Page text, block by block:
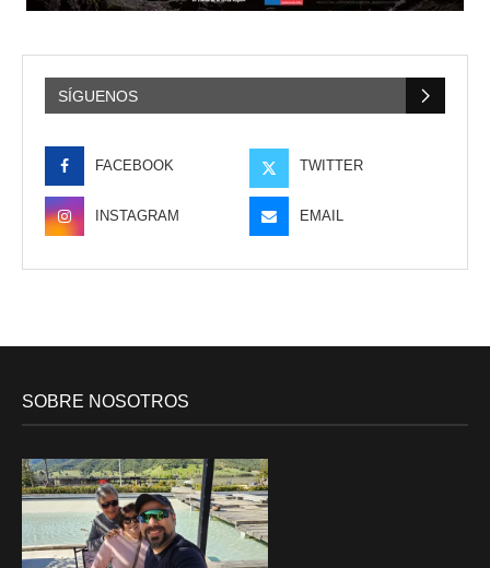
SÍGUENOS
FACEBOOK TWITTER
INSTAGRAM EMAIL
SOBRE NOSOTROS